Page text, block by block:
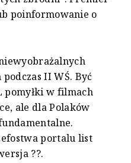
poinformowanie o
II WŚ. Być
pomyłki w filmach
ale dla Polaków
portalu list
??.